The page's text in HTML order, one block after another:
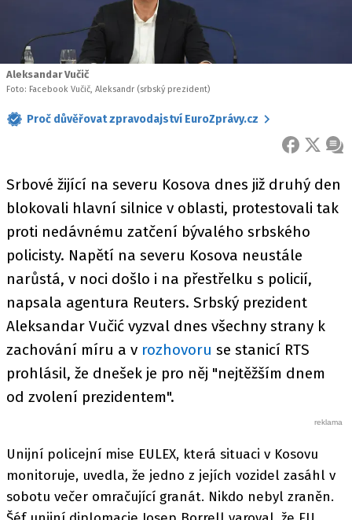
Aleksandar Vučič
Foto: Facebook Vučič, Aleksandr (srbský prezident)
Proč důvěřovat zpravodajství EuroZprávy.cz
FACEBOOK
X
Srbové žijící na severu Kosova dnes již druhý den
blokovali hlavní silnice v oblasti, protestovali tak
proti nedávnému zatčení bývalého srbského
policisty. Napětí na severu Kosova neustále
narůstá, v noci došlo i na přestřelku s policií,
napsala agentura Reuters. Srbský prezident
Aleksandar Vučić vyzval dnes všechny strany k
zachování míru a v rozhovoru se stanicí RTS
prohlásil, že dnešek je pro něj "nejtěžším dnem
od zvolení prezidentem".
Unijní policejní mise EULEX, která situaci v Kosovu
monitoruje, uvedla, že jedno z jejích vozidel zasáhl v
sobotu večer omračující granát. Nikdo nebyl zraněn.